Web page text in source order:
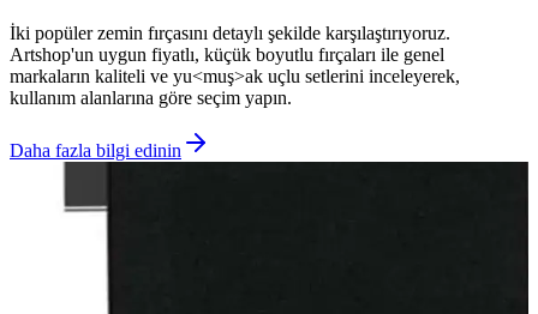
İki popüler zemin fırçasını detaylı şekilde karşılaştırıyoruz.
Artshop'un uygun fiyatlı, küçük boyutlu fırçaları ile genel
markaların kaliteli ve yu<muş>ak uçlu setlerini inceleyerek,
kullanım alanlarına göre seçim yapın.
Daha fazla bilgi edinin